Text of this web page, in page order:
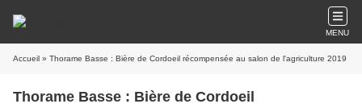
MENU
Accueil » Thorame Basse : Bière de Cordoeil récompensée au salon de l'agriculture 2019
Thorame Basse : Bière de Cordoeil